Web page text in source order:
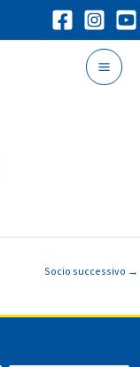
Socio successivo →